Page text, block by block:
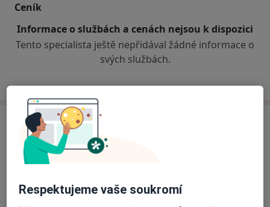
Ceník
Informace o službách a cenách nejsou k dispozici
Tento specialista ještě nepřidával žádné informace o
svých službách.
Adresa
KARDIOMED s.r.o.
Veverkova 20,
Respektujeme vaše soukromí